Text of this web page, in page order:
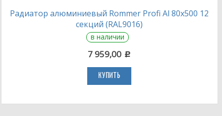
Радиатор алюминиевый Rommer Profi Al 80х500 12
секций (RAL9016)
в наличии
7 959,00 c
КУПИТЬ